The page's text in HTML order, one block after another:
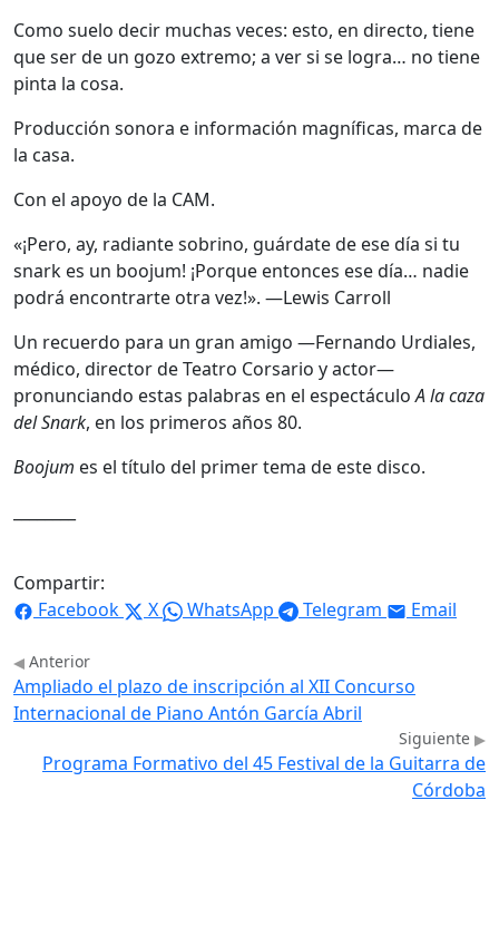
Como suelo decir muchas veces: esto, en directo, tiene
que ser de un gozo extremo; a ver si se logra… no tiene
pinta la cosa.
Producción sonora e información magníficas, marca de
la casa.
Con el apoyo de la CAM.
«¡Pero, ay, radiante sobrino, guárdate de ese día si tu
snark es un boojum! ¡Porque entonces ese día… nadie
podrá encontrarte otra vez!». —Lewis Carroll
Un recuerdo para un gran amigo —Fernando Urdiales,
médico, director de Teatro Corsario y actor—
pronunciando estas palabras en el espectáculoA la caza
del Snark, en los primeros años 80.
Boojum es el título del primer tema de este disco.
Compartir:
Facebook
X WhatsApp Telegram Email
Anterior
Ampliado el plazo de inscripción al XII Concurso
Internacional de Piano Antón García Abril
Siguiente
Programa Formativo del 45 Festival de la Guitarra de
Córdoba